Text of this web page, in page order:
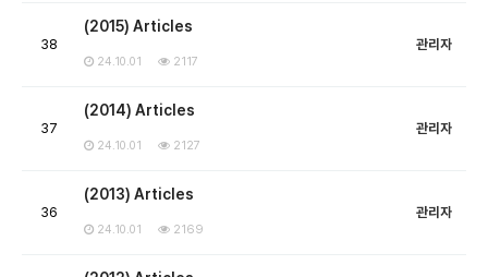
38
(2015) Articles
24.10.01 2117
관리자
37
(2014) Articles
24.10.01 2127
관리자
36
(2013) Articles
24.10.01 2169
관리자